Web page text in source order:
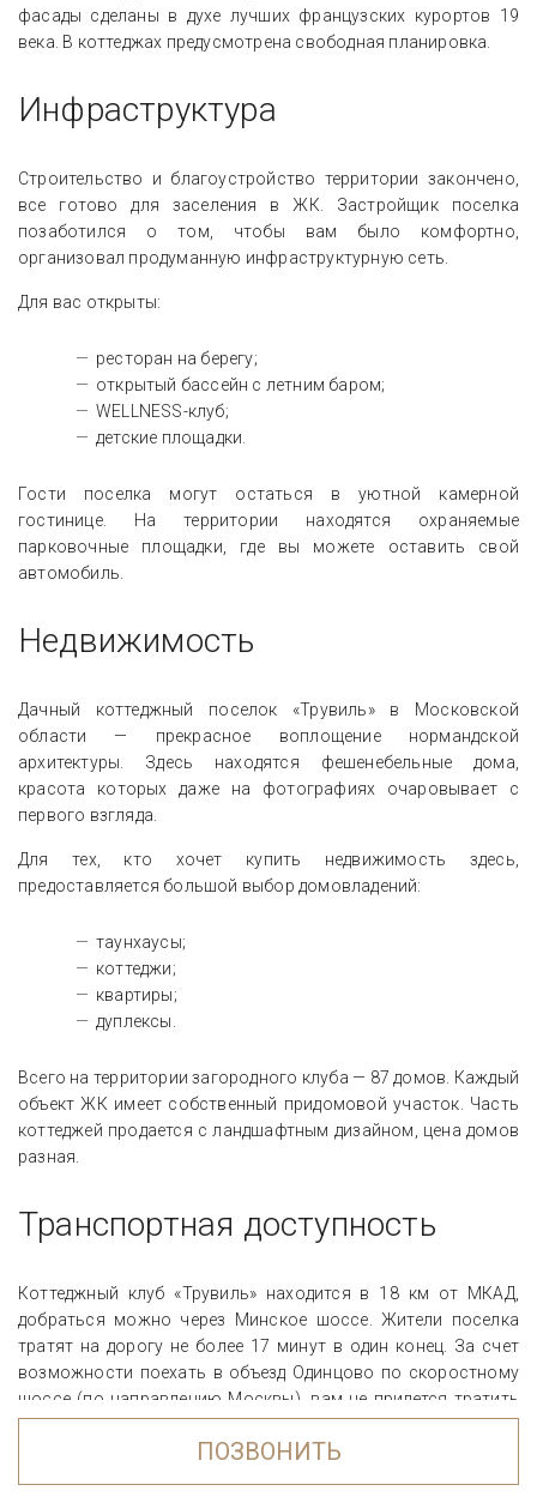
фасады сделаны в духе лучших французских курортов 19
века. В коттеджах предусмотрена свободная планировка.
Инфраструктура
Строительство и благоустройство территории закончено,
все готово для заселения в ЖК. Застройщик поселка
позаботился о том, чтобы вам было комфортно,
организовал продуманную инфраструктурную сеть.
Для вас открыты:
ресторан на берегу;
открытый бассейн с летним баром;
WELLNESS-клуб;
детские площадки.
Гости поселка могут остаться в уютной камерной
гостинице. На территории находятся охраняемые
парковочные площадки, где вы можете оставить свой
автомобиль.
Недвижимость
Дачный коттеджный поселок «Трувиль» в Московской
области — прекрасное воплощение нормандской
архитектуры. Здесь находятся фешенебельные дома,
красота которых даже на фотографиях очаровывает с
первого взгляда.
Для тех, кто хочет купить недвижимость здесь,
предоставляется большой выбор домовладений:
таунхаусы;
коттеджи;
квартиры;
дуплексы.
Всего на территории загородного клуба — 87 домов. Каждый
объект ЖК имеет собственный придомовой участок. Часть
коттеджей продается с ландшафтным дизайном, цена домов
разная.
Транспортная доступность
Коттеджный клуб «Трувиль» находится в 18 км от МКАД,
добраться можно через Минское шоссе. Жители поселка
тратят на дорогу не более 17 минут в один конец. За счет
возможности поехать в объезд Одинцово по скоростному
шоссе (по направлению Москвы), вам не придется тратить
время на стояние в пробках. Добраться можно не только на
личном транспорте по шоссе, но и на автобусе, по железной
ПОЗВОНИТЬ